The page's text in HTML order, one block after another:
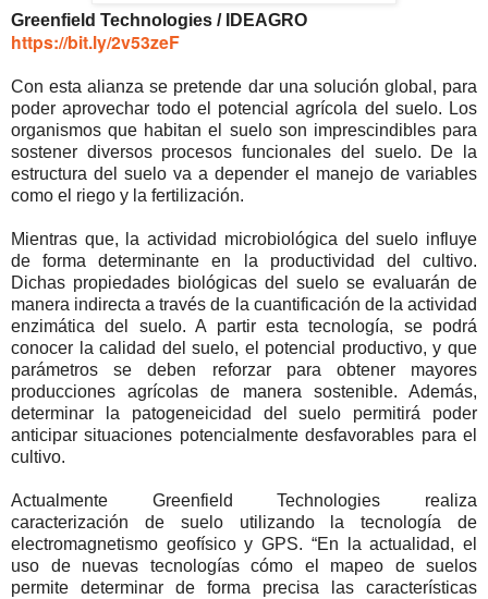
Greenfield Technologies / IDEAGRO
https://bit.ly/2v53zeF
Con esta alianza se pretende dar una solución global, para
poder aprovechar todo el potencial agrícola del suelo. Los
organismos que habitan el suelo son imprescindibles para
sostener diversos procesos funcionales del suelo. De la
estructura del suelo va a depender el manejo de variables
como el riego y la fertilización.
Mientras que, la actividad microbiológica del suelo influye
de forma determinante en la productividad del cultivo.
Dichas propiedades biológicas del suelo se evaluarán de
manera indirecta a través de la cuantificación de la actividad
enzimática del suelo. A partir esta tecnología, se podrá
conocer la calidad del suelo, el potencial productivo, y que
parámetros se deben reforzar para obtener mayores
producciones agrícolas de manera sostenible. Además,
determinar la patogeneicidad del suelo permitirá poder
anticipar situaciones potencialmente desfavorables para el
cultivo.
Actualmente Greenfield Technologies realiza
caracterización de suelo utilizando la tecnología de
electromagnetismo geofísico y GPS. “En la actualidad, el
uso de nuevas tecnologías cómo el mapeo de suelos
permite determinar de forma precisa las características